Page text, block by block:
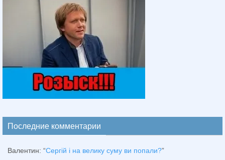
Последние комментарии
Валентин: “Сергій і на велику суму ви попали?”